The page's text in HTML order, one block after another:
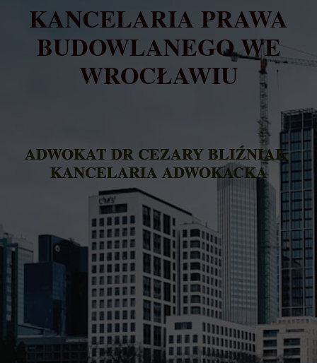
ADWOKAT DR CEZARY BLIŹNIAK
KANCELARIA ADWOKACKA
KANCELARIA PRAWA
BUDOWLANEGO WE
WROCŁAWIU